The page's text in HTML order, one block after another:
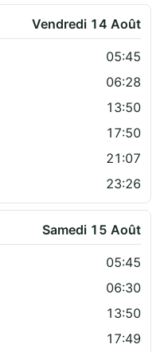
Vendredi 14 Août
05:45
06:28
13:50
17:50
21:07
23:26
Samedi 15 Août
05:45
06:30
13:50
17:49